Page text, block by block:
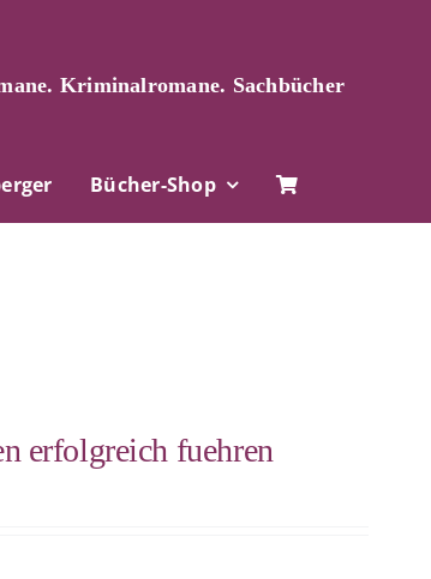
Kriminalromane. Sachbücher
Bücher-Shop
erfolgreich fuehren